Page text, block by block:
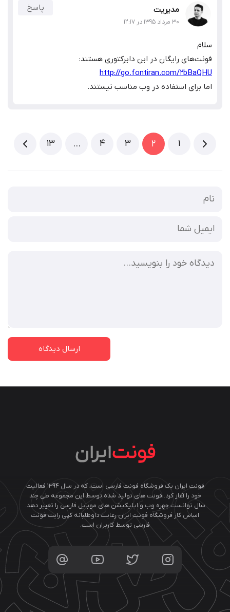
مدیریت
۳۰ مرداد ۱۳۹۵ در ۱۲:۱۷
پاسخ
سلام
فونت‌های رایگان در این دایرکتوری هستند:
http://go.fontiran.com/2bBaQHU
اما برای استفاده در وب مناسب نیستند.
1
2
3
4
…
13
فونت ایران یک فروشگاه فونت فارسی است، که در سال ۱۳۹۴ فعالیت
خود را آغاز کرد. فونت های تولید شده توسط این مجموعه طی چند
سال توانست چهره وب و اپلیکیشن های موبایل فارسی را تغییر دهد.
اساس کار فروشگاه فونت ایران رعایت داوطلبانه کپی رایت فونت
فارسی توسط کاربران است.